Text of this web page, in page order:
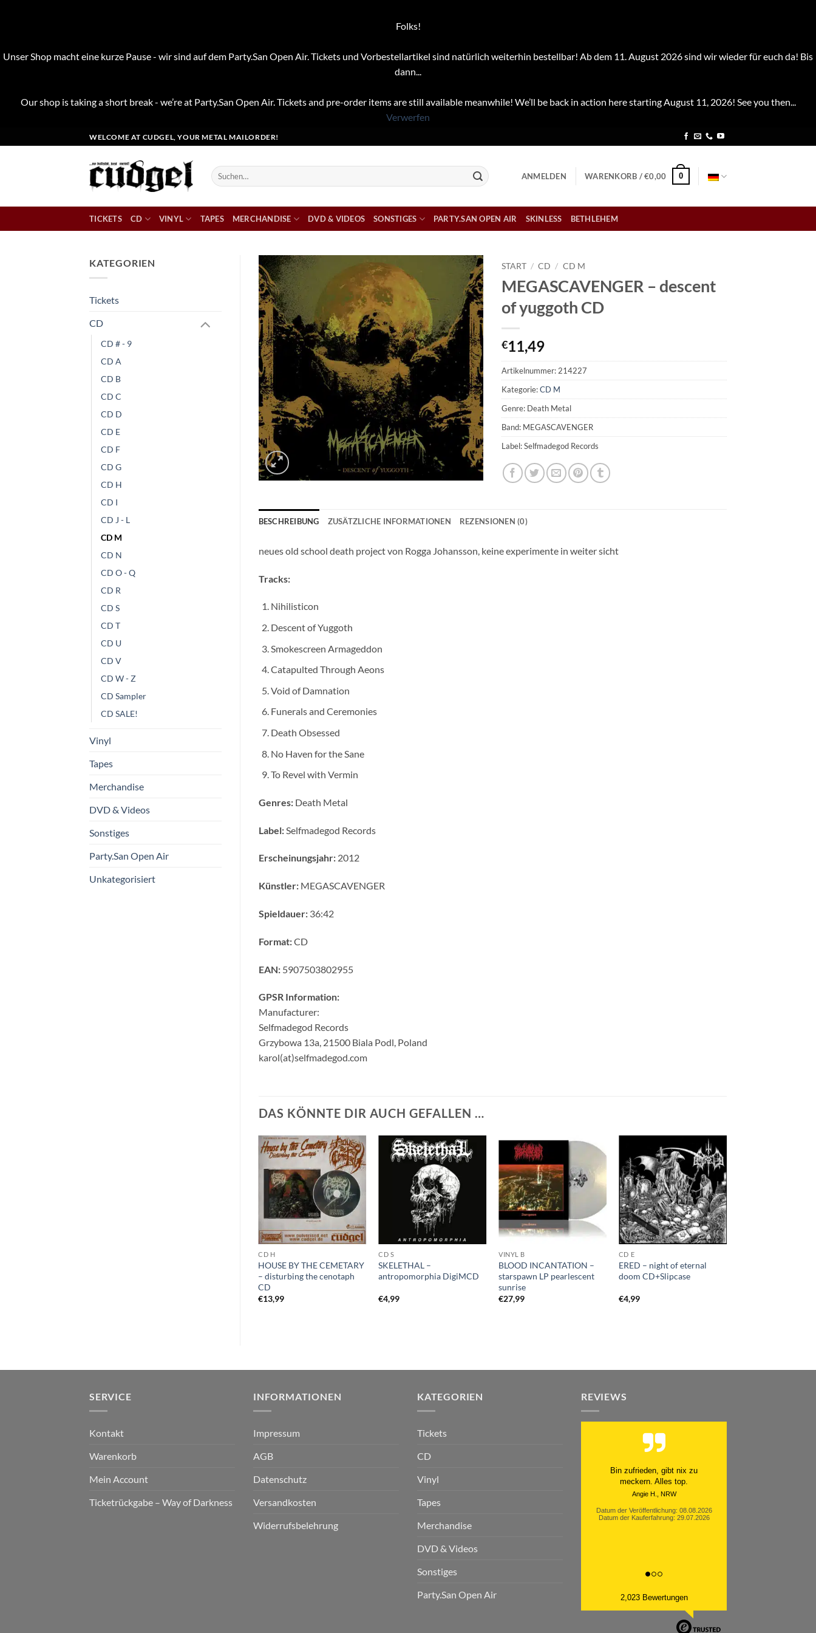
Folks!
Unser Shop macht eine kurze Pause - wir sind auf dem Party.San Open Air. Tickets und Vorbestellartikel sind natürlich weiterhin bestellbar! Ab dem 11. August 2026 sind wir wieder für euch da! Bis
dann...
Our shop is taking a short break - we’re at Party.San Open Air. Tickets and pre-order items are still available meanwhile! We’ll be back in action here starting August 11, 2026! See you then...
Verwerfen
Inhalt
WELCOME AT CUDGEL, YOUR METAL MAILORDER!
Suchen
nach:
ANMELDEN WARENKORB /€0,00 0
TICKETS CD VINYL TAPES MERCHANDISE DVD & VIDEOS SONSTIGES PARTY.SAN OPEN AIR SKINLESS BETHLEHEM
KATEGORIEN
Tickets
CD
CD # - 9
CD A
CD B
CD C
CD D
CD E
CD F
CD G
CD H
CD I
CD J - L
CD M
CD N
CD O - Q
CD R
CD S
CD T
CD U
CD V
CD W - Z
CD Sampler
CD SALE!
Vinyl
Tapes
Merchandise
DVD & Videos
Sonstiges
Party.San Open Air
Unkategorisiert
START / CD / CD M
MEGASCAVENGER – descent
of yuggoth CD
€11,49
Artikelnummer: 214227
Kategorie:CD M
Genre: Death Metal
Band: MEGASCAVENGER
Label: Selfmadegod Records
BESCHREIBUNG ZUSÄTZLICHE INFORMATIONEN REZENSIONEN (0)
neues old school death project von Rogga Johansson, keine experimente in weiter sicht
Tracks:
Nihilisticon
Descent of Yuggoth
Smokescreen Armageddon
Catapulted Through Aeons
Void of Damnation
Funerals and Ceremonies
Death Obsessed
No Haven for the Sane
To Revel with Vermin
Genres:Death Metal
Label:Selfmadegod Records
Erscheinungsjahr:2012
Künstler:MEGASCAVENGER
Spieldauer:36:42
Format:CD
EAN:5907503802955
GPSR Information:
Manufacturer:
Selfmadegod Records
Grzybowa 13a, 21500 Biala Podl, Poland
karol(at)selfmadegod.com
DAS KÖNNTE DIR AUCH GEFALLEN …
CD H
HOUSE BY THE CEMETARY
– disturbing the cenotaph
CD
€13,99
CD S
SKELETHAL –
antropomorphia DigiMCD
€4,99
VINYL B
BLOOD INCANTATION –
starspawn LP pearlescent
sunrise
€27,99
CD E
ERED – night of eternal
doom CD+Slipcase
€4,99
SERVICE
Kontakt
Warenkorb
Mein Account
Ticketrückgabe – Way of Darkness
INFORMATIONEN
Impressum
AGB
Datenschutz
Versandkosten
Widerrufsbelehrung
KATEGORIEN
Tickets
CD
Vinyl
Tapes
Merchandise
DVD & Videos
Sonstiges
Party.San Open Air
REVIEWS
Schnell. Zuverlässig. Klasse.
Datum der Kauferfahrung: 29.07.2026
2,023 Bewertungen